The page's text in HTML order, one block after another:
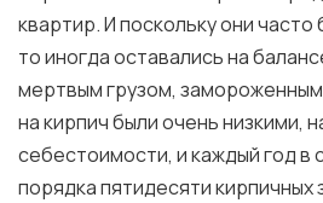
квартир. И поскольку они
то иногда оставались на
мертвым грузом,
на кирпич были очень низкими,
себестоимости, и каждый год в
порядка пятидесяти кирпичных